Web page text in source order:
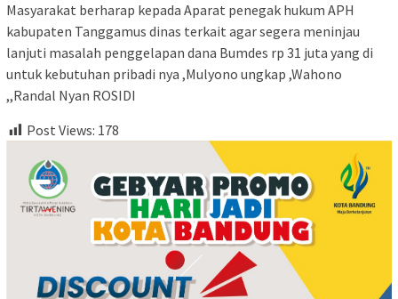
Masyarakat berharap kepada Aparat penegak hukum APH
kabupaten Tanggamus dinas terkait agar segera meninjau
lanjuti masalah penggelapan dana Bumdes rp 31 juta yang di
untuk kebutuhan pribadi nya ,Mulyono ungkap ,Wahono
,,Randal Nyan ROSIDI
Post Views: 178